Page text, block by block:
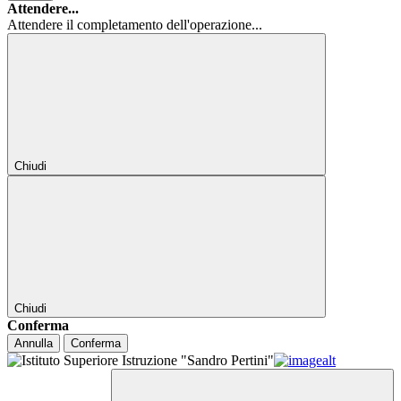
Attendere...
Attendere il completamento dell'operazione...
Chiudi
Chiudi
Conferma
Annulla Conferma